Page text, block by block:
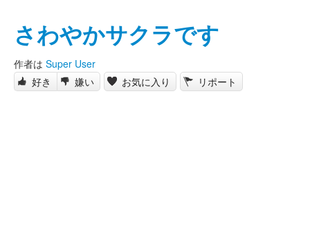
さわやかサクラです
作者は Super User
好き
嫌い お気に入り リポート